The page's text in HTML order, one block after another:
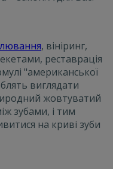
, вініринг,
реставрація
"американської
виглядати
жовтуватий
зубами, і тим
на криві зуби